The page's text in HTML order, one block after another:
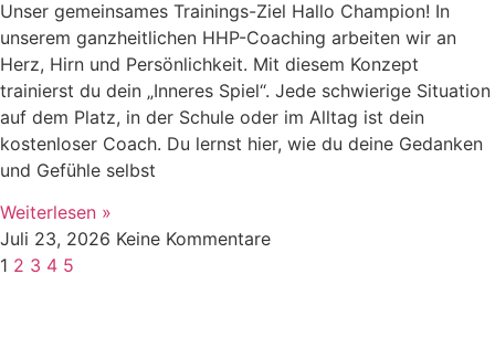
Unser gemeinsames Trainings-Ziel Hallo Champion! In
unserem ganzheitlichen HHP-Coaching arbeiten wir an
Herz, Hirn und Persönlichkeit. Mit diesem Konzept
trainierst du dein „Inneres Spiel“. Jede schwierige Situation
auf dem Platz, in der Schule oder im Alltag ist dein
kostenloser Coach. Du lernst hier, wie du deine Gedanken
und Gefühle selbst
Weiterlesen »
Juli 23, 2026 Keine Kommentare
1 2 3 4 5